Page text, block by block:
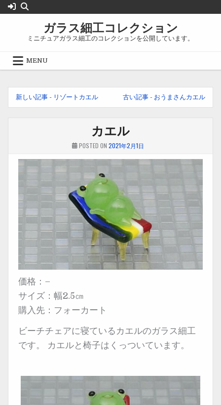
Skip
to
ガラス細工コレクション
ミニチュアガラス細工のコレクションを公開しています。
MENU
前
後
へ
リ
ン
ク
古い記事 - おうまさんカエル
新しい記事 - リゾートカエル
カエル
POSTED ON 2021年2月1日
価格：–
サイズ：幅2.5㎝
購入先：フォーカート
ビーチチェアに寝ているカエルのガラス細工
です。
カエルと椅子はくっついています。